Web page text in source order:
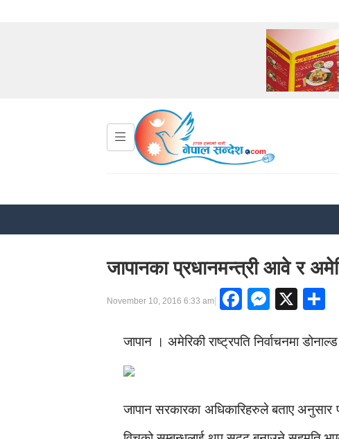
जापानका प्रधानमन्त्री आवे र
November 10, 2016 6:33 am| Facebook
X
जापान । अमेरिकी राष्ट्रपति निर्वाचनमा
जापान सरकारका अधिकारिहरुले बताए अनुसार